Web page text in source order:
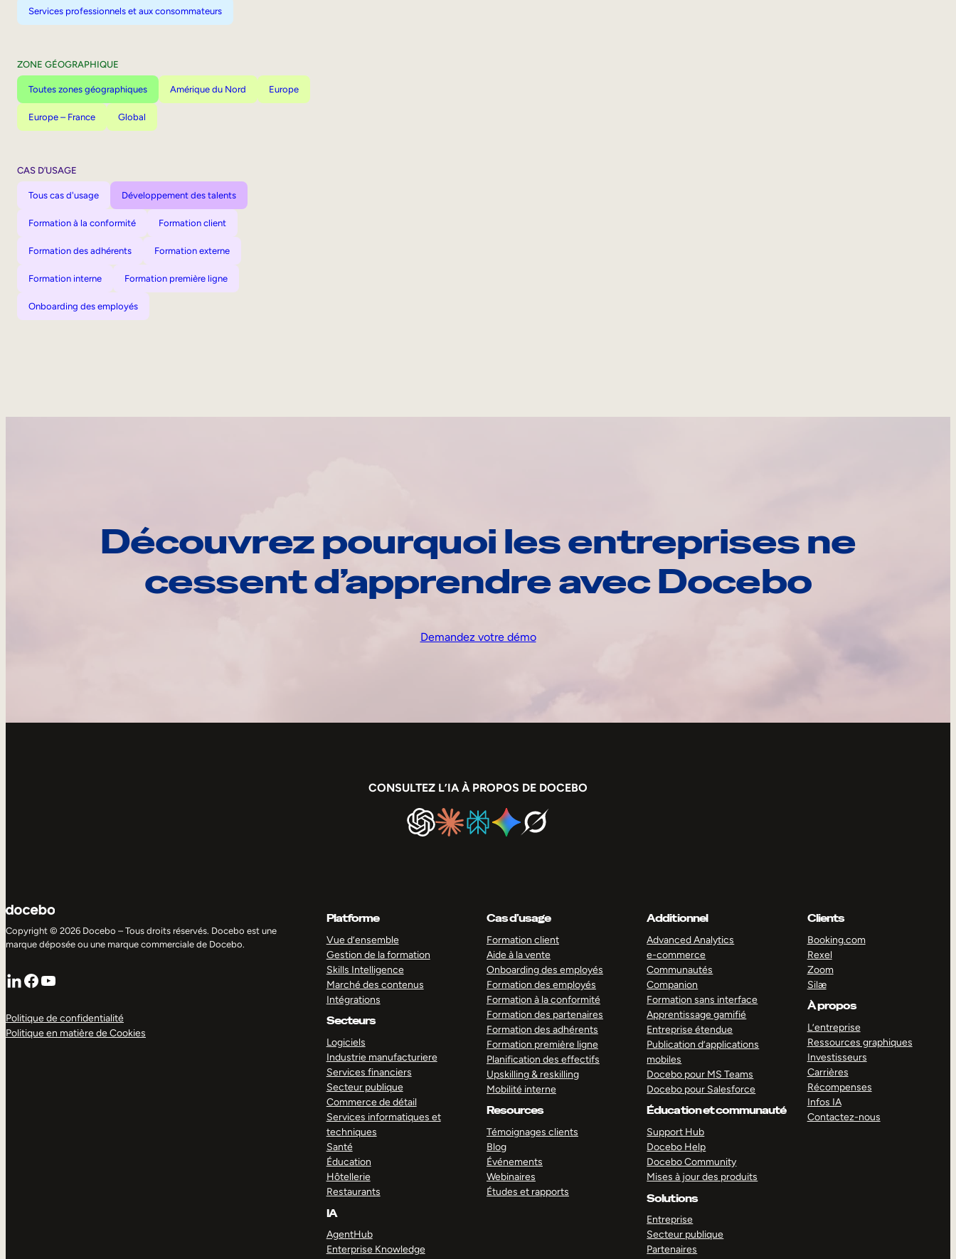
Services professionnels et aux consommateurs
ZONE GÉOGRAPHIQUE
Toutes zones géographiques Amérique du Nord Europe
Europe – France Global
CAS D’USAGE
Tous cas d'usage Développement des talents
Formation à la conformité Formation client
Formation des adhérents Formation externe
Formation interne Formation première ligne
Onboarding des employés
Découvrez pourquoi les entreprises ne
cessent d’apprendre avec Docebo
Demandez votre démo
CONSULTEZ L’IA À PROPOS DE DOCEBO
Copyright © 2026 Docebo – Tous droits réservés. Docebo est une
marque déposée ou une marque commerciale de Docebo.
LinkedIn
Facebook
YouTube
Politique de confidentialité
Politique en matière de Cookies
Platforme
Vue d’ensemble
Gestion de la formation
Skills Intelligence
Marché des contenus
Intégrations
Secteurs
Logiciels
Industrie manufacturiere
Services financiers
Secteur publique
Commerce de détail
Services informatiques et
techniques
Santé
Éducation
Hôtellerie
Restaurants
IA
AgentHub
Enterprise Knowledge
Cas d’usage
Formation client
Aide à la vente
Onboarding des employés
Formation des employés
Formation à la conformité
Formation des partenaires
Formation des adhérents
Formation première ligne
Planification des effectifs
Upskilling & reskilling
Mobilité interne
Resources
Témoignages clients
Blog
Événements
Webinaires
Études et rapports
Additionnel
Advanced Analytics
e-commerce
Communautés
Companion
Formation sans interface
Apprentissage gamifié
Entreprise étendue
Publication d’applications
mobiles
Docebo pour MS Teams
Docebo pour Salesforce
Éducation et communauté
Support Hub
Docebo Help
Docebo Community
Mises à jour des produits
Solutions
Entreprise
Secteur publique
Partenaires
Clients
Booking.com
Rexel
Zoom
Silæ
À propos
L’entreprise
Ressources graphiques
Investisseurs
Carrières
Récompenses
Infos IA
Contactez-nous